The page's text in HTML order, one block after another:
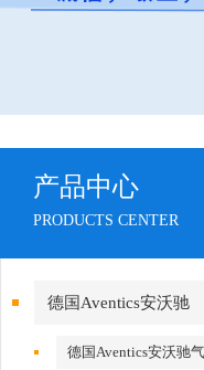
产品中心
PRODUCTS CENTER
德国Aventics安沃驰
德国Aventics安沃驰